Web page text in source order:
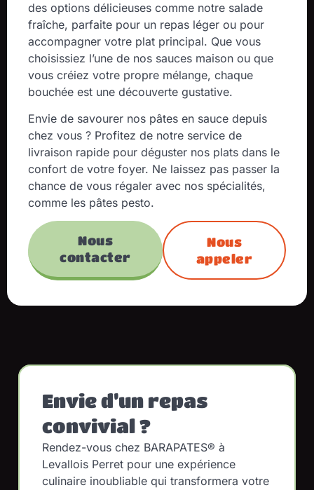
des options délicieuses comme notre salade
fraîche, parfaite pour un repas léger ou pour
accompagner votre plat principal. Que vous
choisissiez l’une de nos sauces maison ou que
vous créiez votre propre mélange, chaque
bouchée est une découverte gustative.
Envie de savourer nos pâtes en sauce depuis
chez vous ? Profitez de notre service de
livraison rapide pour déguster nos plats dans le
confort de votre foyer. Ne laissez pas passer la
chance de vous régaler avec nos spécialités,
comme les pâtes pesto.
Nous
contacter
Nous
appeler
Envie d’un repas
convivial ?
Rendez-vous chez BARAPATES® à
Levallois Perret pour une expérience
culinaire inoubliable qui transformera votre